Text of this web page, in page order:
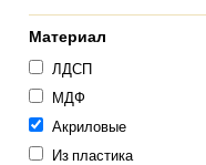
Материал
ЛДСП
МДФ
Акриловые
Из пластика